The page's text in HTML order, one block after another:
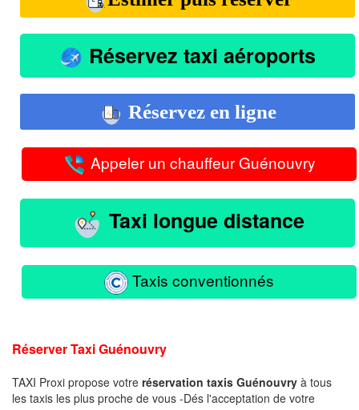
Réservez taxi aéroports
Réservez en ligne
Appeler un chauffeur Guénouvry
Taxi longue distance
Taxis conventionnés
Réserver Taxi Guénouvry
TAXI Proxi propose votre réservation taxis Guénouvry à tous
les taxis les plus proche de vous -Dés l'acceptation de votre